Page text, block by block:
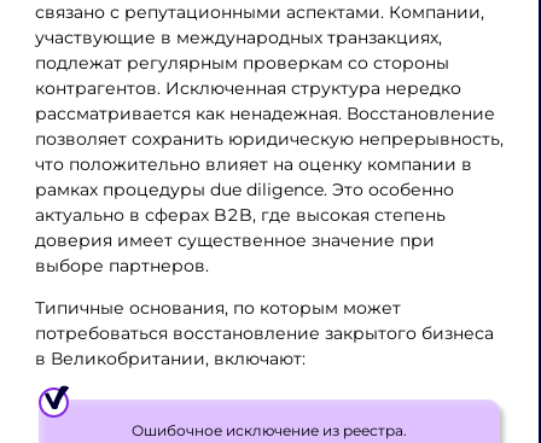
связано с репутационными аспектами. Компании,
участвующие в международных транзакциях,
подлежат регулярным проверкам со стороны
контрагентов. Исключенная структура нередко
рассматривается как ненадежная. Восстановление
позволяет сохранить юридическую непрерывность,
что положительно влияет на оценку компании в
рамках процедуры due diligence. Это особенно
актуально в сферах B2B, где высокая степень
доверия имеет существенное значение при
выборе партнеров.
Типичные основания, по которым может
потребоваться восстановление закрытого бизнеса
в Великобритании, включают:
Ошибочное исключение из реестра.